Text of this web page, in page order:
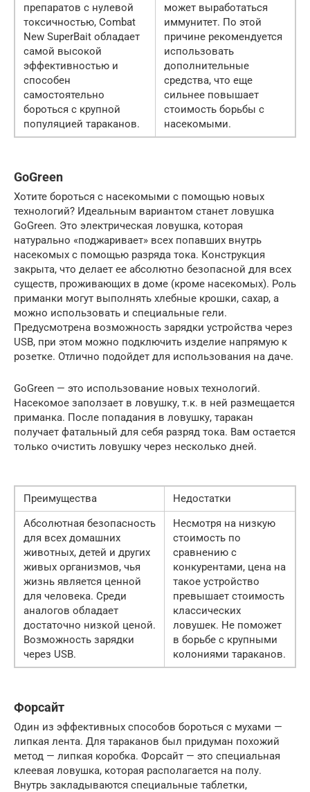
препаратов с нулевой
токсичностью, Combat
New SuperBait обладает
самой высокой
эффективностью и
способен
самостоятельно
бороться с крупной
популяцией тараканов.
может выработаться
иммунитет. По этой
причине рекомендуется
использовать
дополнительные
средства, что еще
сильнее повышает
стоимость борьбы с
насекомыми.
GoGreen
Хотите бороться с насекомыми с помощью новых
технологий? Идеальным вариантом станет ловушка
GoGreen. Это электрическая ловушка, которая
натурально «поджаривает» всех попавших внутрь
насекомых с помощью разряда тока. Конструкция
закрыта, что делает ее абсолютно безопасной для всех
существ, проживающих в доме (кроме насекомых). Роль
приманки могут выполнять хлебные крошки, сахар, а
можно использовать и специальные гели.
Предусмотрена возможность зарядки устройства через
USB, при этом можно подключить изделие напрямую к
розетке. Отлично подойдет для использования на даче.
GoGreen — это использование новых технологий.
Насекомое заползает в ловушку, т.к. в ней размещается
приманка. После попадания в ловушку, таракан
получает фатальный для себя разряд тока. Вам остается
только очистить ловушку через несколько дней.
Преимущества
Недостатки
Абсолютная безопасность
для всех домашних
животных, детей и других
живых организмов, чья
жизнь является ценной
для человека. Среди
аналогов обладает
достаточно низкой ценой.
Возможность зарядки
через USB.
Несмотря на низкую
стоимость по
сравнению с
конкурентами, цена на
такое устройство
превышает стоимость
классических
ловушек. Не поможет
в борьбе с крупными
колониями тараканов.
Форсайт
Один из эффективных способов бороться с мухами —
липкая лента. Для тараканов был придуман похожий
метод — липкая коробка. Форсайт — это специальная
клеевая ловушка, которая располагается на полу.
Внутрь закладываются специальные таблетки,